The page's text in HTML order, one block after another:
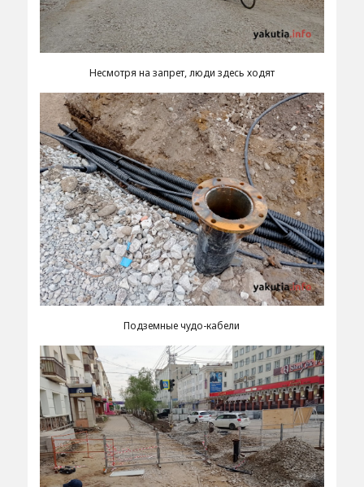
Несмотря на запрет, люди здесь ходят
Подземные чудо-кабели